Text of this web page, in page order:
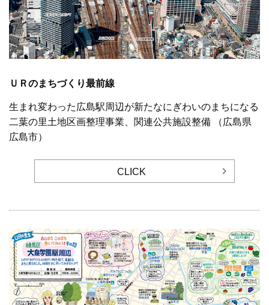
ＵＲのまちづくり最前線
生まれ変わった広島駅周辺が新たなにぎわいのまちになる
二葉の里土地区画整理事業、関連公共施設整備 （広島県
広島市）
CLICK